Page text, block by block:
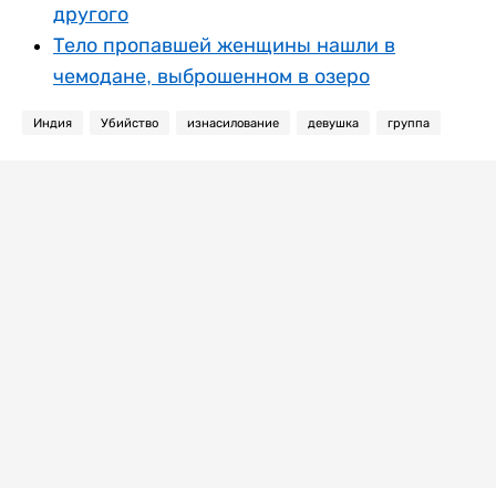
другого
Тело пропавшей женщины нашли в
чемодане, выброшенном в озеро
Индия Убийство изнасилование девушка группа